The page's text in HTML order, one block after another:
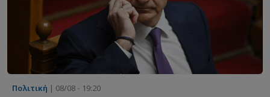
Πολιτική | 08/08 - 19:20